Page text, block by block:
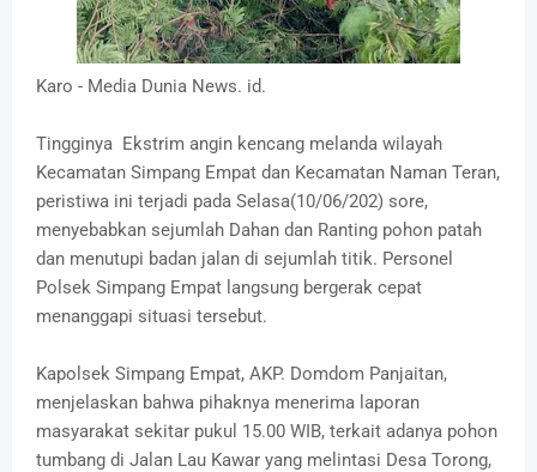
Karo - Media Dunia News. id.
Tingginya Ekstrim angin kencang melanda wilayah
Kecamatan Simpang Empat dan Kecamatan Naman Teran,
peristiwa ini terjadi pada Selasa(10/06/202) sore,
menyebabkan sejumlah Dahan dan Ranting pohon patah
dan menutupi badan jalan di sejumlah titik. Personel
Polsek Simpang Empat langsung bergerak cepat
menanggapi situasi tersebut.
Kapolsek Simpang Empat, AKP. Domdom Panjaitan,
menjelaskan bahwa pihaknya menerima laporan
masyarakat sekitar pukul 15.00 WIB, terkait adanya pohon
tumbang di Jalan Lau Kawar yang melintasi Desa Torong,